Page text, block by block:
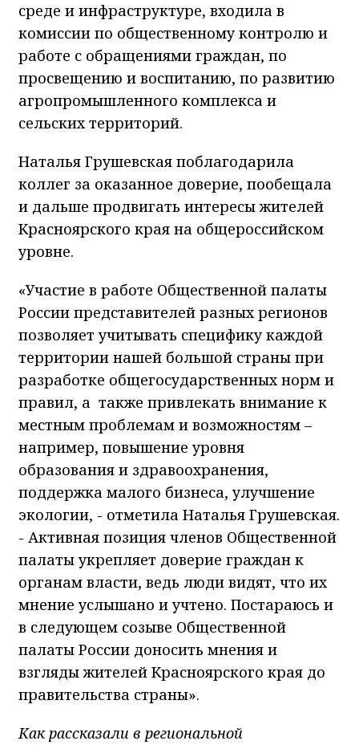
среде и инфраструктуре, входила в
комиссии по общественному контролю и
работе с обращениями граждан, по
просвещению и воспитанию, по развитию
агропромышленного комплекса и
сельских территорий.
Наталья Грушевская поблагодарила
коллег за оказанное доверие, пообещала
и дальше продвигать интересы жителей
Красноярского края на общероссийском
уровне.
«Участие в работе Общественной палаты
России представителей разных регионов
позволяет учитывать специфику каждой
территории нашей большой страны при
разработке общегосударственных норм и
правил, а также привлекать внимание к
местным проблемам и возможностям –
например, повышение уровня
образования и здравоохранения,
поддержка малого бизнеса, улучшение
экологии, - отметила Наталья Грушевская.
- Активная позиция членов Общественной
палаты укрепляет доверие граждан к
органам власти, ведь люди видят, что их
мнение услышано и учтено. Постараюсь и
в следующем созыве Общественной
палаты России доносить мнения и
взгляды жителей Красноярского края до
правительства страны».
Как рассказали в региональной